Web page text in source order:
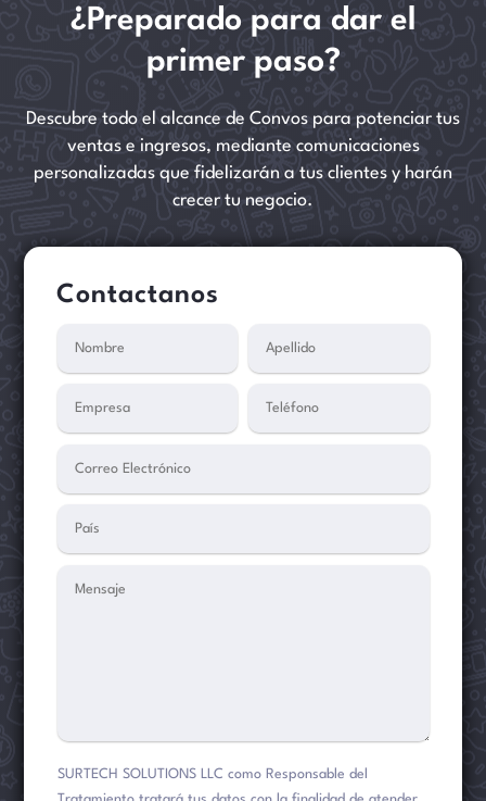
¿Preparado para dar el
primer paso?
Descubre todo el alcance de Convos para potenciar tus
ventas e ingresos, mediante comunicaciones
personalizadas que fidelizarán a tus clientes y harán
crecer tu negocio.
Contactanos
SURTECH SOLUTIONS LLC como Responsable del